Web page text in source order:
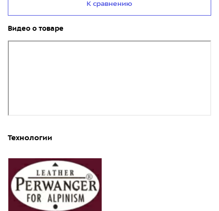
К сравнению
Видео о товаре
Технологии